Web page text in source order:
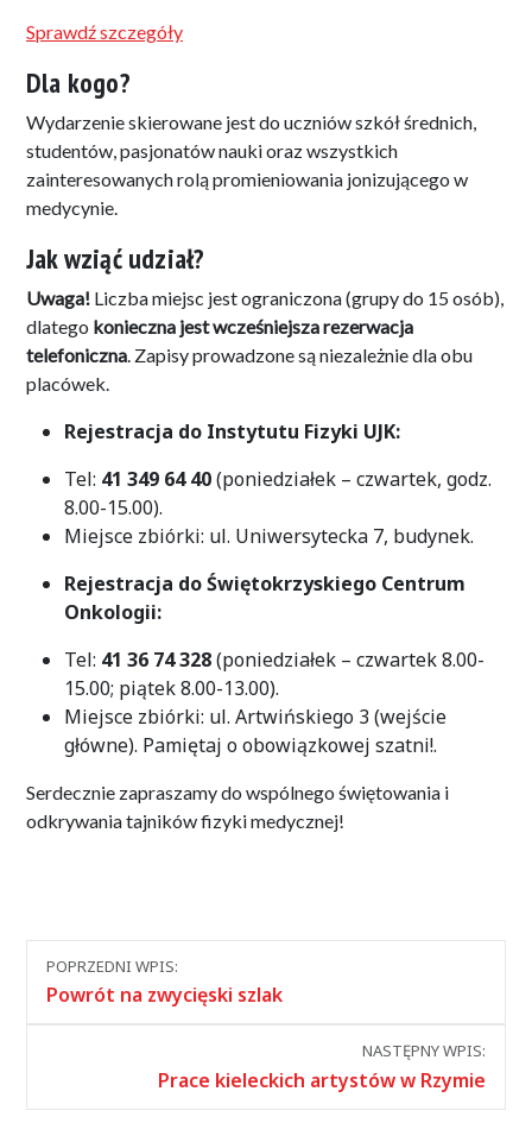
Sprawdź szczegóły
Dla kogo?
Wydarzenie skierowane jest do uczniów szkół średnich,
studentów, pasjonatów nauki oraz wszystkich
zainteresowanych rolą promieniowania jonizującego w
medycynie.
Jak wziąć udział?
Uwaga! Liczba miejsc jest ograniczona (grupy do 15 osób),
dlatego konieczna jest wcześniejsza rezerwacja
telefoniczna. Zapisy prowadzone są niezależnie dla obu
placówek.
Rejestracja do Instytutu Fizyki UJK:
Tel: 41 349 64 40(poniedziałek – czwartek, godz.
8.00-15.00).
Miejsce zbiórki: ul. Uniwersytecka 7, budynek.
Rejestracja do Świętokrzyskiego Centrum
Onkologii:
Tel: 41 36 74 328(poniedziałek – czwartek 8.00-
15.00; piątek 8.00-13.00).
Miejsce zbiórki: ul. Artwińskiego 3 (wejście
główne). Pamiętaj o obowiązkowej szatni!.
Serdecznie zapraszamy do wspólnego świętowania i
odkrywania tajników fizyki medycznej!
Nawigacja
między
POPRZEDNI WPIS:
Powrót na zwycięski szlak
NASTĘPNY WPIS:
Prace kieleckich artystów w Rzymie